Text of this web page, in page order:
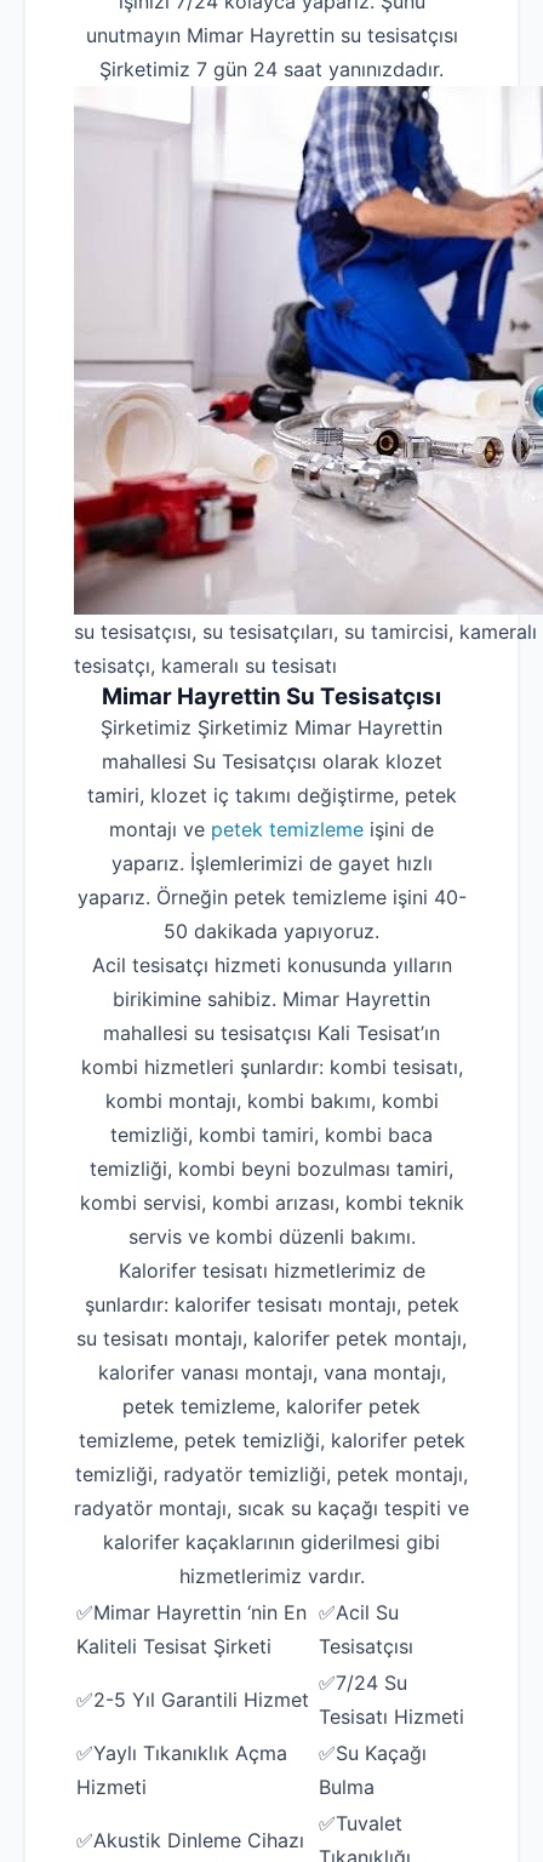
unutmayın Mimar Hayrettin su tesisatçısı
Şirketimiz 7 gün 24 saat yanınızdadır.
su tesisatçısı, su tesisatçıları, su tamircisi,
tesisatçı, kameralı su tesisatı
Mimar Hayrettin Su Tesisatçısı
Şirketimiz Şirketimiz Mimar Hayrettin
mahallesi Su Tesisatçısı olarak klozet
tamiri, klozet iç takımı değiştirme, petek
montajı ve petek temizleme işini de
yaparız. İşlemlerimizi de gayet hızlı
yaparız. Örneğin petek temizleme işini 40-
50 dakikada yapıyoruz.
Acil tesisatçı hizmeti konusunda yılların
birikimine sahibiz. Mimar Hayrettin
mahallesi su tesisatçısı Kali Tesisat’ın
kombi hizmetleri şunlardır: kombi tesisatı,
kombi montajı, kombi bakımı, kombi
temizliği, kombi tamiri, kombi baca
temizliği, kombi beyni bozulması tamiri,
kombi servisi, kombi arızası, kombi teknik
servis ve kombi düzenli bakımı.
Kalorifer tesisatı hizmetlerimiz de
şunlardır: kalorifer tesisatı montajı, petek
su tesisatı montajı, kalorifer petek montajı,
kalorifer vanası montajı, vana montajı,
petek temizleme, kalorifer petek
temizleme, petek temizliği, kalorifer petek
temizliği, radyatör temizliği, petek montajı,
radyatör montajı, sıcak su kaçağı tespiti ve
kalorifer kaçaklarının giderilmesi gibi
hizmetlerimiz vardır.
✅Mimar Hayrettin ‘nin En
Kaliteli Tesisat Şirketi
✅Acil Su
Tesisatçısı
✅2-5 Yıl Garantili Hizmet
✅7/24 Su
Tesisatı Hizmeti
✅Yaylı Tıkanıklık Açma
Hizmeti
✅Su Kaçağı
Bulma
✅Akustik Dinleme Cihazı
✅Tuvalet
Tıkanıklığı